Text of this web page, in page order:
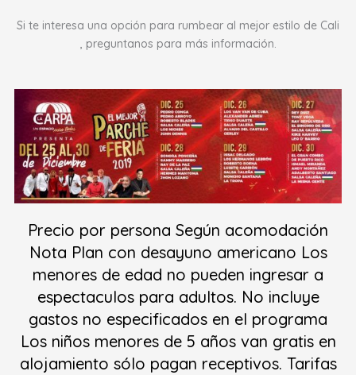
Si te interesa una opción para rumbear al mejor estilo de Cali
, preguntanos para más información.
Precio por persona Según acomodación
Nota Plan con desayuno americano Los
menores de edad no pueden ingresar a
espectaculos para adultos. No incluye
gastos no especificados en el programa
Los niños menores de 5 años van gratis en
alojamiento sólo pagan receptivos. Tarifas